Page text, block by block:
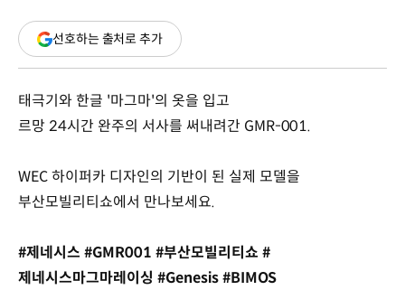
선호하는 출처로 추가(새
창
태극기와 한글 '마그마'의 옷을 입고
르망 24시간 완주의 서사를 써내려간 GMR-001.
WEC 하이퍼카 디자인의 기반이 된 실제 모델을
부산모빌리티쇼에서 만나보세요.
#제네시스 #GMR001 #부산모빌리티쇼 #
제네시스마그마레이싱 #Genesis #BIMOS